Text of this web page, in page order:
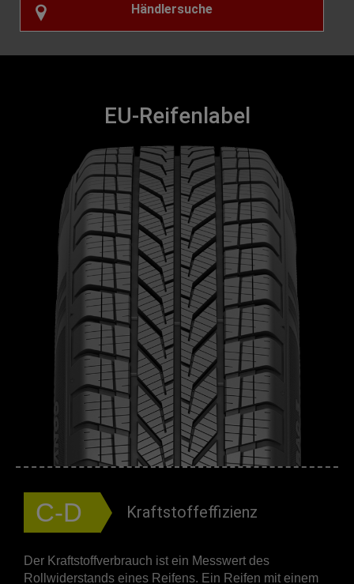
Händlersuche
EU-Reifenlabel
C-D Kraftstoffeffizienz
Der Kraftstoffverbrauch ist ein Messwert des
Rollwiderstands eines Reifens. Ein Reifen mit einem